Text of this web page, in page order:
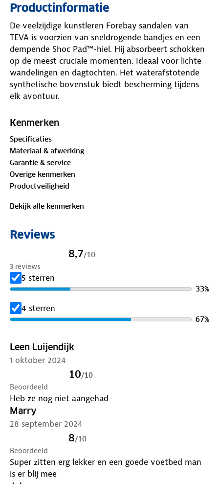
Productinformatie
De veelzijdige kunstleren Forebay sandalen van
TEVA is voorzien van sneldrogende bandjes en een
dempende Shoc Pad™-hiel. Hij absorbeert schokken
op de meest cruciale momenten. Ideaal voor lichte
wandelingen en dagtochten. Het waterafstotende
synthetische bovenstuk biedt bescherming tijdens
elk avontuur.
Dankzij de handige klittenbandsluiting doe je de
uit. De rubberen buitenzool zorgt voor slijtvastheid
en grip op alle terreinen. Behandeld met Life Natural
voor langdurige frisheid.
Kenmerken
Specificaties
Materiaal & afwerking
Garantie & service
Overige kenmerken
Productveiligheid
Bekijk alle kenmerken
Reviews
8,7/10
3 reviews
5 sterren
33%
4 sterren
67%
Leen Luijendijk
1 oktober 2024
10/10
Beoordeeld
Heb ze nog niet aangehad
Marry
28 september 2024
8/10
Beoordeeld
Super zitten erg lekker en een goede voetbed man
is er blij mee